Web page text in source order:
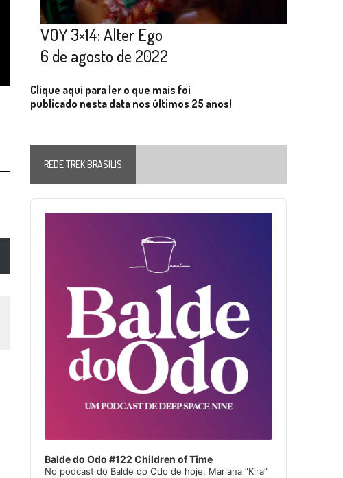
VOY 3×14: Alter Ego
6 de agosto de 2022
Clique aqui para ler o que mais foi
publicado nesta data nos últimos 25 anos!
REDE TREK BRASILIS
Audio
Player
Balde do Odo #122 Children of Time
No podcast do Balde do Odo de hoje, Mariana “Kira”